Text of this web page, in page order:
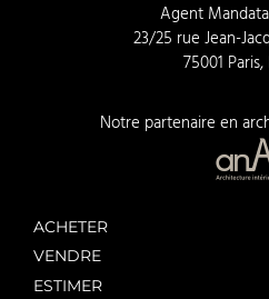
Agent
23/25 rue Jean-
75001
Notre partenaire en
ACHETER
VENDRE
ESTIMER